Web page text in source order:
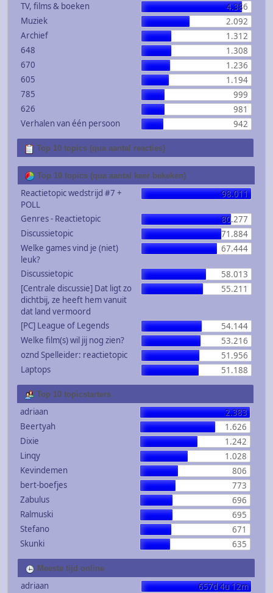
TV, films & boeken
4.386
Muziek
2.092
Archief
1.312
648
1.308
670
1.236
605
1.194
785
999
626
981
Verhalen van één persoon
942
Top 10 topics (qua aantal reacties)
Top 10 topics (qua aantal keer bekeken)
Reactietopic wedstrijd #7 +
POLL
98.011
Genres - Reactietopic
80.277
Discussietopic
71.884
Welke games vind je (niet)
leuk?
67.444
Discussietopic
58.013
[Centrale discussie] Dat ligt zo
dichtbij, ze heeft hem vanuit
dat land vermoord
55.211
[PC] League of Legends
54.144
Welke film(s) wil jij nog zien?
53.216
oznd Spelleider: reactietopic
51.956
Laptops
51.188
Top 10 topicstarters
adriaan
2.383
Beertyah
1.626
Dixie
1.242
Linqy
1.028
Kevindemen
806
bert-boefjes
773
Zabulus
696
Ralmuski
695
Stefano
671
Skunki
635
Meeste tijd online
adriaan
657d 4u 12m